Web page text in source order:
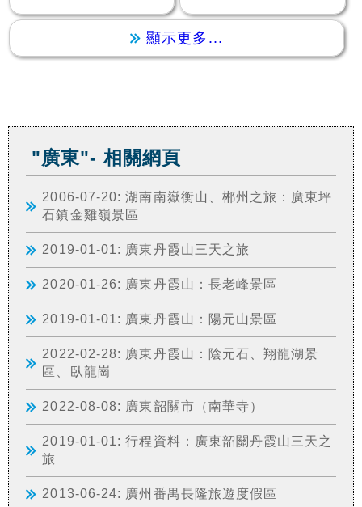
顯示更多...
"廣東"- 相關網頁
2006-07-20: 湖南南嶽衡山、郴州之旅：廣東坪
石鎮金雞嶺景區
2019-01-01: 廣東丹霞山三天之旅
2020-01-26: 廣東丹霞山：長老峰景區
2019-01-01: 廣東丹霞山：陽元山景區
2022-02-28: 廣東丹霞山：陰元石、翔龍湖景
區、臥龍崗
2022-08-08: 廣東韶關市（南華寺）
2019-01-01: 行程資料：廣東韶關丹霞山三天之
旅
2013-06-24: 廣州番禺長隆旅遊度假區